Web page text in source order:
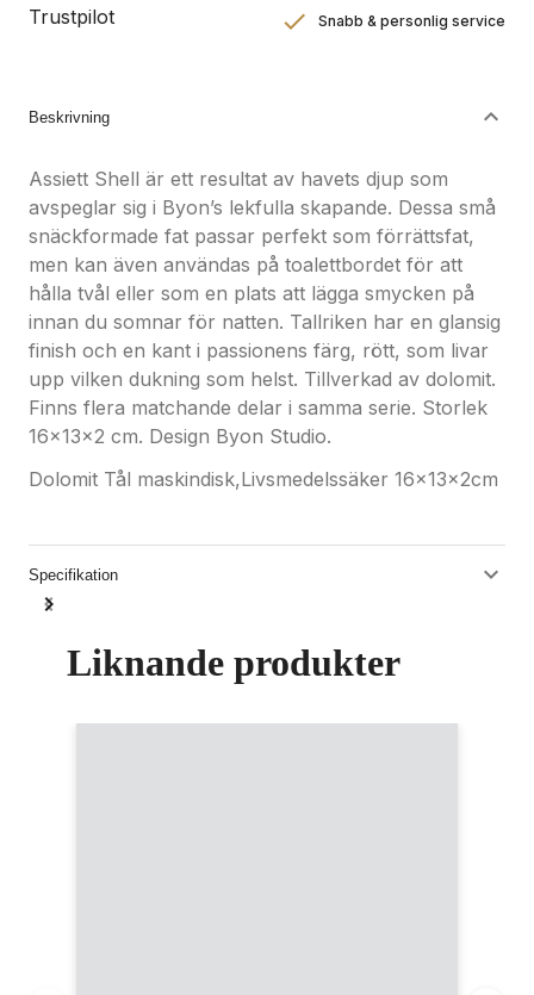
Trustpilot Snabb & personlig service
Beskrivning
Assiett Shell är ett resultat av havets djup som
avspeglar sig i Byon’s lekfulla skapande. Dessa små
snäckformade fat passar perfekt som förrättsfat,
men kan även användas på toalettbordet för att
hålla tvål eller som en plats att lägga smycken på
innan du somnar för natten. Tallriken har en glansig
finish och en kant i passionens färg, rött, som livar
upp vilken dukning som helst. Tillverkad av dolomit.
Finns flera matchande delar i samma serie. Storlek
16x13x2 cm. Design Byon Studio.
Dolomit Tål maskindisk,Livsmedelssäker 16x13x2cm
Specifikation
Liknande produkter